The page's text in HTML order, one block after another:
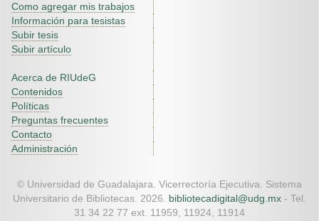
Como agregar mis trabajos
Información para tesistas
Subir tesis
Subir artículo
Acerca de RIUdeG
Contenidos
Políticas
Preguntas frecuentes
Contacto
Administración
© Universidad de Guadalajara. Vicerrectoría Ejecutiva. Sistema
Universitario de Bibliotecas. 2026. bibliotecadigital@udg.mx - Tel.
31 34 22 77 ext. 11959, 11924, 11914